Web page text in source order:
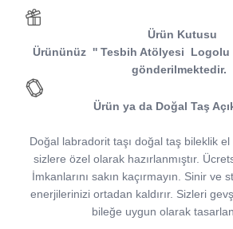
Ürün Kutusu
Ürününüz '' Tesbih Atölyesi Logolu
gönderilmektedir.
Ürün ya da Doğal Taş
Doğal labradorit taşı doğal taş bileklik
sizlere özel olarak hazırlanmıştır.
İmkanlarını sakın kaçırmayın. Sinir ve
enerjilerinizi ortadan kaldırır. Sizleri
bileğe uygun olarak